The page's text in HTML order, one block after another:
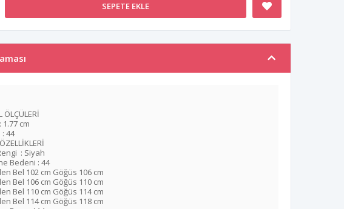
SEPETE EKLE
ÖLÇÜLERİ
cm
44
: Siyah
Bedeni : 44
Bel 102 cm Göğüs 106 cm
Bel 106 cm Göğüs 110 cm
Bel 110 cm Göğüs 114 cm
Bel 114 cm Göğüs 118 cm